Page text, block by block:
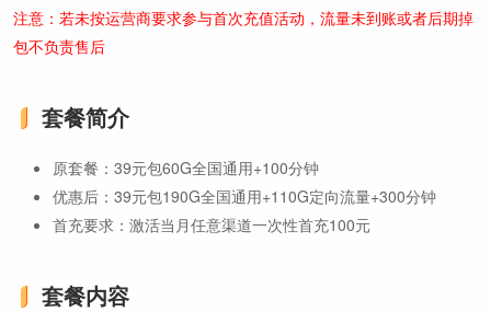
注意：若未按运营商要求参与首次充值活动，流量未到账或者后期掉
包不负责售后
套餐简介
原套餐：39元包60G全国通用+100分钟
优惠后：39元包190G全国通用+110G定向流量+300分钟
首充要求：激活当月任意渠道一次性首充100元
套餐内容